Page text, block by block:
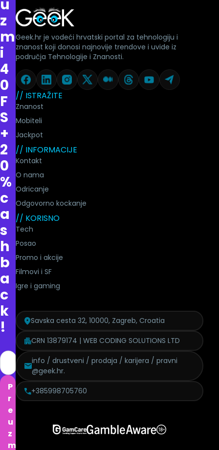
u
z
m
i
4
0
F
S
+
2
0
%
c
a
s
h
b
a
c
k
!
P
r
e
u
z
m
// ISTRAŽITE
Znanost
Mobiteli
Jackpot
// INFORMACIJE
Kontakt
O nama
Odricanje
Odgovorno kockanje
// KORISNO
Tech
Posao
Promo i akcije
Filmovi i SF
Igre i gaming
Geek.hr je vodeći hrvatski portal za tehnologiju i
znanost koji donosi najnovije trendove i uvide iz
područja Tehnologije i Znanosti.
Savska cesta 32, 10000, Zagreb, Croatia
CRN 13879174 | WEB CODING SOLUTIONS LTD
info / drustveni / prodaja / karijera / pravni
@geek.hr.
+385998705760